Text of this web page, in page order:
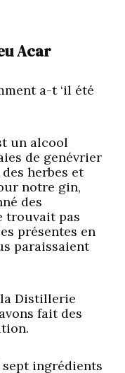
Acar
a-t ‘il été
un alcool
de genévrier
herbes et
notre gin,
des
trouvait pas
présentes en
paraissaient
Distillerie
fait des
ingrédients